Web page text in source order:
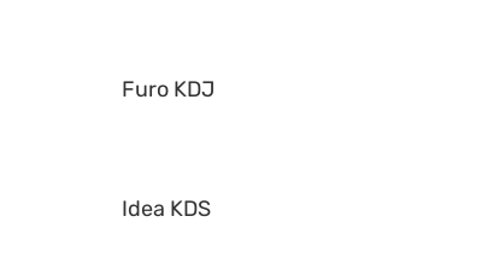
Furo KDJ
Idea KDS